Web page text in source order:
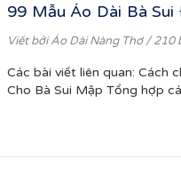
99 Mẫu Áo Dài Bà Sui
Viết bởiÁo Dài Nàng Thơ/ 210
Các bài viết liên quan: Cách
Cho Bà Sui Mập Tổng hợp